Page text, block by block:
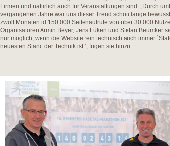
Firmen und natürlich auch für Veranstaltungen sind. „Durch
vergangenen Jahre war uns dieser Trend schon lange
zwölf Monaten rd.150.000 Seitenaufrufe von über 30.000
Organisatoren Armin Beyer, Jens Lüken und Stefan Beumker
nur möglich, wenn die Website rein technisch auch immer
neuesten Stand der Technik ist.“, fügen sie hinzu.